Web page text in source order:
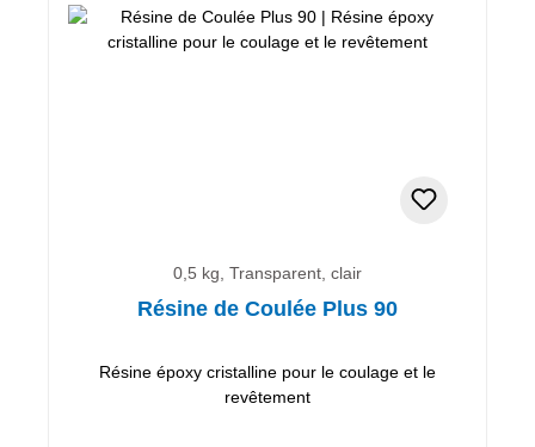
0,5 kg, Transparent, clair
Résine de Coulée Plus 90
Résine époxy cristalline pour le coulage et le
revêtement